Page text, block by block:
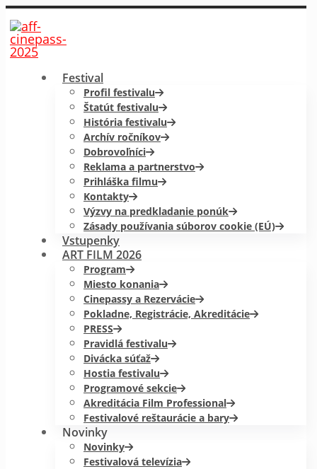
Festival
Profil festivalu
Štatút festivalu
História festivalu
Archív ročníkov
Dobrovoľníci
Reklama a partnerstvo
Prihláška filmu
Kontakty
Výzvy na predkladanie ponúk
Zásady používania súborov cookie (EÚ)
Vstupenky
ART FILM 2026
Program
Miesto konania
Cinepassy a Rezervácie
Pokladne, Registrácie, Akreditácie
PRESS
Pravidlá festivalu
Divácka súťaž
Hostia festivalu
Programové sekcie
Akreditácia Film Professional
Festivalové reštaurácie a bary
Novinky
Novinky
Festivalová televízia